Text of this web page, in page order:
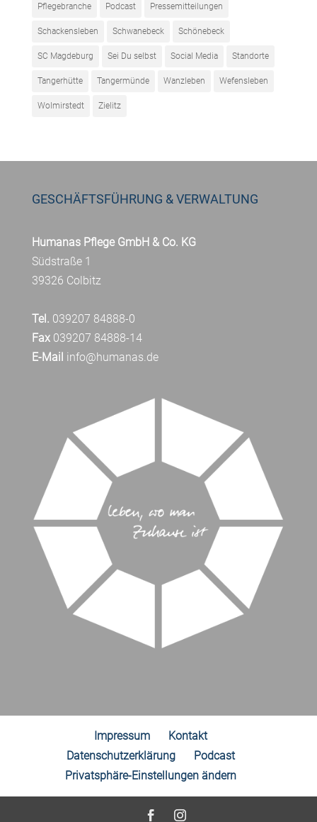
Pflegebranche Podcast Pressemitteilungen
Schackensleben Schwanebeck Schönebeck
SC Magdeburg Sei Du selbst Social Media Standorte
Tangerhütte Tangermünde Wanzleben Wefensleben
Wolmirstedt Zielitz
GESCHÄFTSFÜHRUNG & VERWALTUNG
Humanas Pflege GmbH & Co. KG
Südstraße 1
39326 Colbitz
Tel. 039207 84888-0
Fax039207 84888-14
E-Mail info@humanas.de
Impressum
Kontakt
Datenschutzerklärung
Podcast
Privatsphäre-Einstellungen ändern